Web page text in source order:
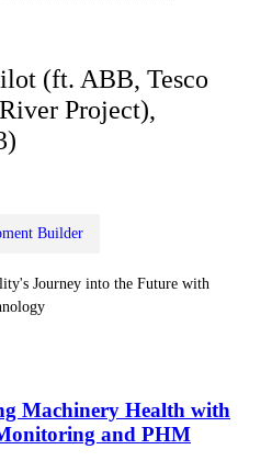
(ft. ABB, Tesco
Project),
Builder
Journey into the Future with
Machinery Health with
and PHM